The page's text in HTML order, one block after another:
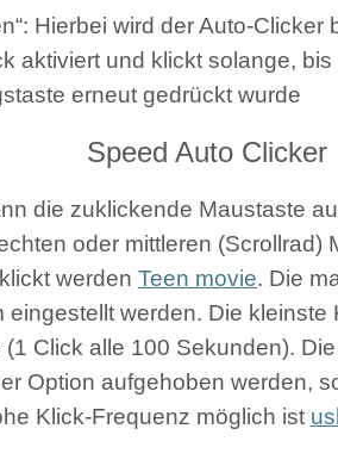
Hierbei wird der Auto-Clicker
aktiviert und klickt solange, bis
erneut gedrückt wurde
die zuklickende Maustaste
oder mittleren (Scrollrad)
werden Teen movie. Die
eingestellt werden. Die kleinste
Click alle 100 Sekunden).
Option aufgehoben werden,
Klick-Frequenz möglich ist